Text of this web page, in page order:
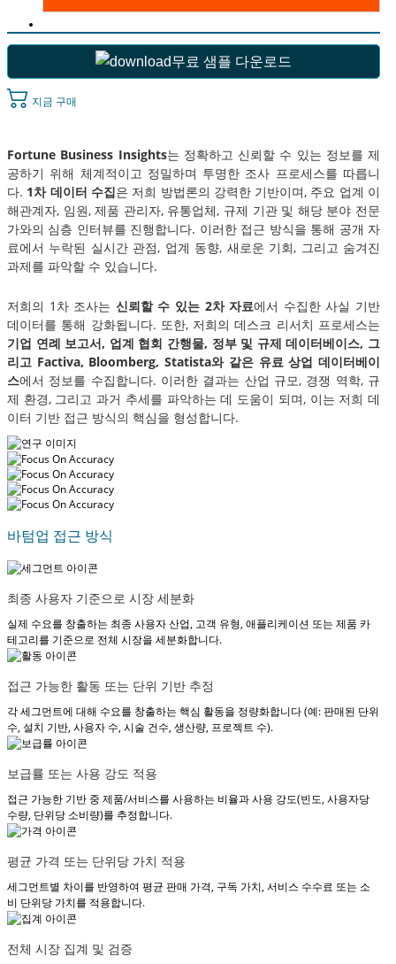
무료 샘플 다운로드
지금 구매
Fortune Business Insights는 정확하고 신뢰할 수 있는 정보를 제
공하기 위해 체계적이고 정밀하며 투명한 조사 프로세스를 따릅니
다. 1차 데이터 수집은 저희 방법론의 강력한 기반이며, 주요 업계 이
해관계자, 임원, 제품 관리자, 유통업체, 규제 기관 및 해당 분야 전문
가와의 심층 인터뷰를 진행합니다. 이러한 접근 방식을 통해 공개 자
료에서 누락된 실시간 관점, 업계 동향, 새로운 기회, 그리고 숨겨진
과제를 파악할 수 있습니다.
저희의 1차 조사는 신뢰할 수 있는 2차 자료에서 수집한 사실 기반
데이터를 통해 강화됩니다. 또한, 저희의 데스크 리서치 프로세스는
기업 연례 보고서, 업계 협회 간행물, 정부 및 규제 데이터베이스, 그
리고 Factiva, Bloomberg, Statista와 같은 유료 상업 데이터베이
스에서 정보를 수집합니다. 이러한 결과는 산업 규모, 경쟁 역학, 규
제 환경, 그리고 과거 추세를 파악하는 데 도움이 되며, 이는 저희 데
이터 기반 접근 방식의 핵심을 형성합니다.
바텀업 접근 방식
최종 사용자 기준으로 시장 세분화
실제 수요를 창출하는 최종 사용자 산업, 고객 유형, 애플리케이션 또는 제품 카
테고리를 기준으로 전체 시장을 세분화합니다.
접근 가능한 활동 또는 단위 기반 추정
각 세그먼트에 대해 수요를 창출하는 핵심 활동을 정량화합니다 (예: 판매된 단위
수, 설치 기반, 사용자 수, 시술 건수, 생산량, 프로젝트 수).
보급률 또는 사용 강도 적용
접근 가능한 기반 중 제품/서비스를 사용하는 비율과 사용 강도(빈도, 사용자당
수량, 단위당 소비량)를 추정합니다.
평균 가격 또는 단위당 가치 적용
세그먼트별 차이를 반영하여 평균 판매 가격, 구독 가치, 서비스 수수료 또는 소
비 단위당 가치를 적용합니다.
전체 시장 집계 및 검증